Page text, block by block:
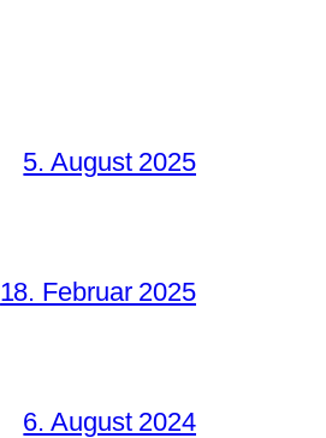
5. August 2025
18. Februar 2025
6. August 2024